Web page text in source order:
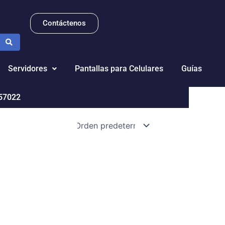
Contáctenos
Servidores Pantallas para Celulares Guías